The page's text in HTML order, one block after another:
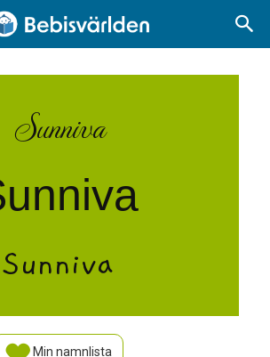
Sunniva
Sunniva
Min namnlista